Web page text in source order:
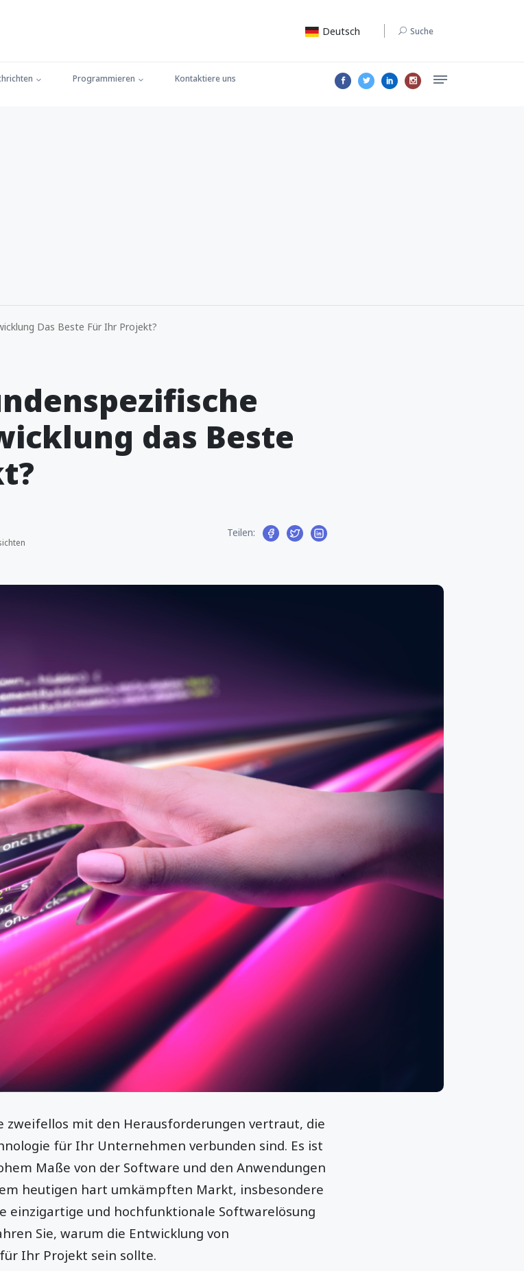
Deutsch Suche
Programmieren Kontaktiere uns
Das Beste Für Ihr Projekt?
das Beste
Teilen:
zweifellos mit den Herausforderungen vertraut, die
für Ihr Unternehmen verbunden sind. Es ist
Maße von der Software und den Anwendungen
heutigen hart umkämpften Markt, insbesondere
einzigartige und hochfunktionale Softwarelösung
Sie, warum die Entwicklung von
Ihr Projekt sein sollte.